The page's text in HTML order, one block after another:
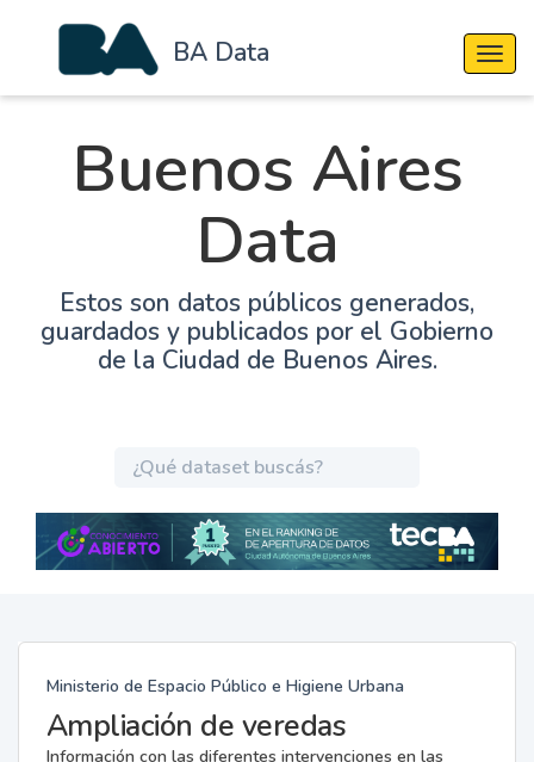
BA Data
Buenos Aires
Data
Estos son datos públicos generados,
guardados y publicados por el Gobierno
de la Ciudad de Buenos Aires.
Ministerio de Espacio Público e Higiene Urbana
Ampliación de veredas
Información con las diferentes intervenciones en las